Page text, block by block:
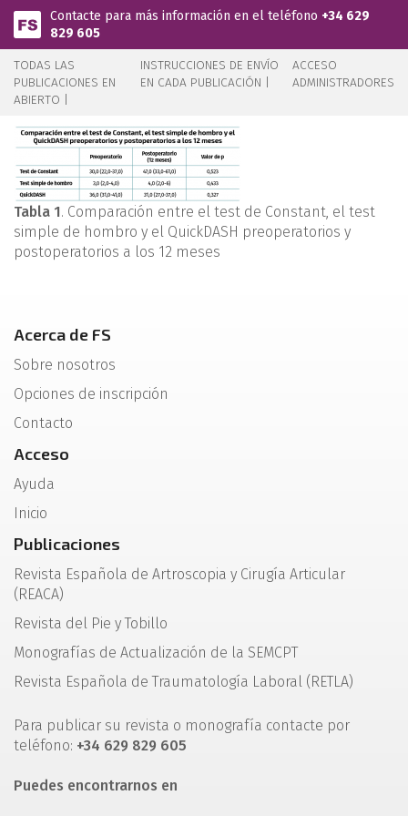
Pasar al contenido principal
Contacte para más información en el teléfono +34 629
829 605
TODAS LAS
PUBLICACIONES EN
ABIERTO |
INSTRUCCIONES DE ENVÍO
EN CADA PUBLICACIÓN |
ACCESO
ADMINISTRADORES
Tabla 1. Comparación entre el test de Constant, el test
simple de hombro y el QuickDASH preoperatorios y
postoperatorios a los 12 meses
Acerca de FS
Sobre nosotros
Opciones de inscripción
Contacto
Acceso
Ayuda
Inicio
Publicaciones
Revista Española de Artroscopia y Cirugía Articular
(REACA)
Revista del Pie y Tobillo
Monografías de Actualización de la SEMCPT
Revista Española de Traumatología Laboral (RETLA)
Para publicar su revista o monografía contacte por
teléfono: +34 629 829 605
Puedes encontrarnos en